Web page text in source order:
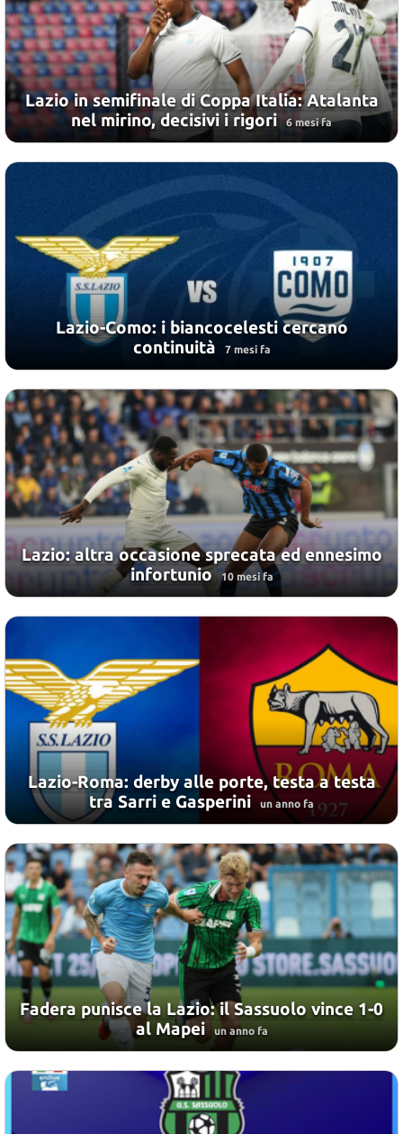
Lazio in semifinale di Coppa Italia: Atalanta
nel mirino, decisivi i rigori 6 mesi fa
Lazio-Como: i biancocelesti cercano
continuità
7 mesi fa
Lazio: altra occasione sprecata ed ennesimo
infortunio 10 mesi fa
Lazio-Roma: derby alle porte, testa a testa
tra Sarri e Gasperini
un anno fa
Fadera punisce la Lazio: il Sassuolo vince 1-0
al Mapei un anno fa